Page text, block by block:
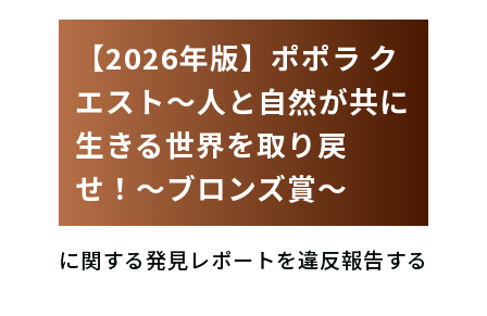
【2026年版】ポポラ ク
エスト〜人と自然が共に
生きる世界を取り戻
せ！〜ブロンズ賞〜
に関する発見レポートを違反報告する